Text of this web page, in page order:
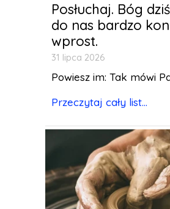
Posłuchaj. Bóg
do nas bardzo
wprost.
31 lipca 2026
Powiesz im: Tak mówi
Przeczytaj cały list...